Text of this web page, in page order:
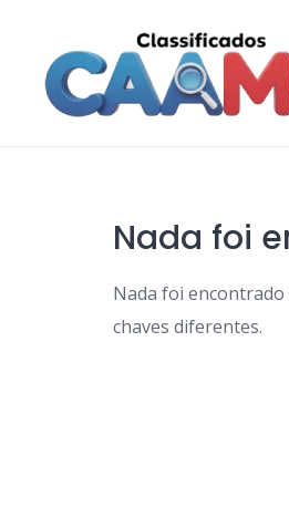
content
Nada foi
Nada foi
chaves diferentes.